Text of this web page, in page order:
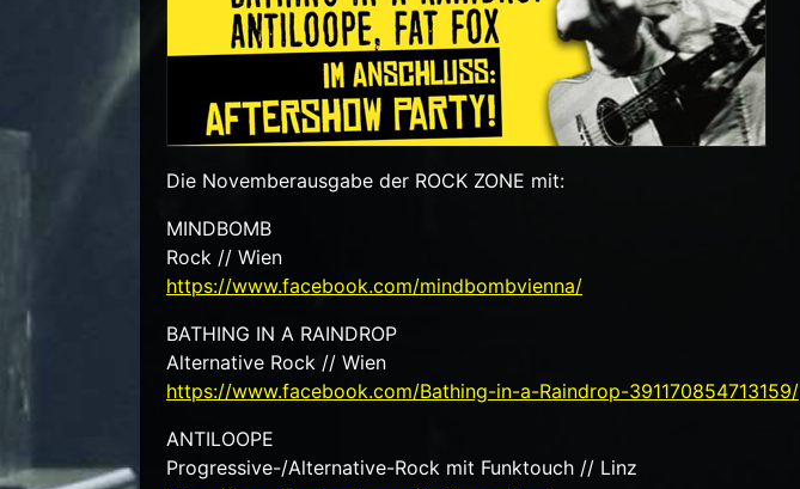
Die Novemberausgabe der ROCK ZONE mit:
MINDBOMB
Rock // Wien
https://www.facebook.com/mindbombvienna/
BATHING IN A RAINDROP
Alternative Rock // Wien
https://www.facebook.com/Bathing-in-a-Raindrop-391170854713159/
ANTILOOPE
Progressive-/Alternative-Rock mit Funktouch // Linz